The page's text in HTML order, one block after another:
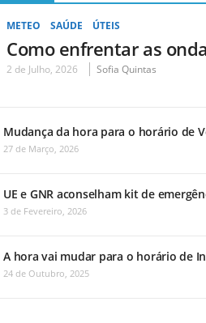
METEO SAÚDE ÚTEIS
Como enfrentar as
2 de Julho, 2026 Sofia Quintas
Mudança da hora para o horário de
27 de Março, 2026
UE e GNR aconselham kit de
3 de Fevereiro, 2026
A hora vai mudar para o horário de
24 de Outubro, 2025